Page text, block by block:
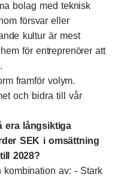
bolag med teknisk
försvar eller
kultur är mest
för entreprenörer att
framför volym.
och bidra till vår
era långsiktiga
SEK i omsättning
2028?
kombination av: - Stark